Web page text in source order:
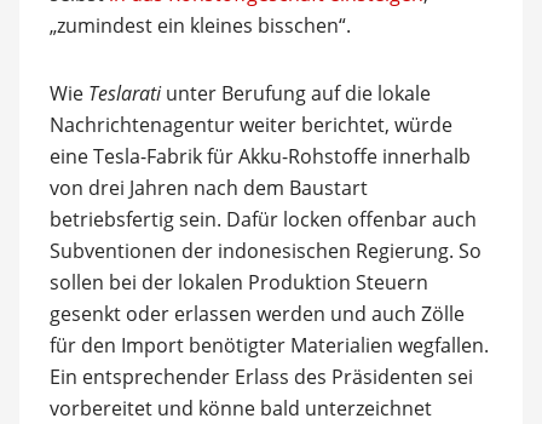
„zumindest ein kleines bisschen“.
Wie Teslaratiunter Berufung auf die lokale
Nachrichtenagentur weiter berichtet, würde
eine Tesla-Fabrik für Akku-Rohstoffe innerhalb
von drei Jahren nach dem Baustart
betriebsfertig sein. Dafür locken offenbar auch
Subventionen der indonesischen Regierung. So
sollen bei der lokalen Produktion Steuern
gesenkt oder erlassen werden und auch Zölle
für den Import benötigter Materialien wegfallen.
Ein entsprechender Erlass des Präsidenten sei
vorbereitet und könne bald unterzeichnet